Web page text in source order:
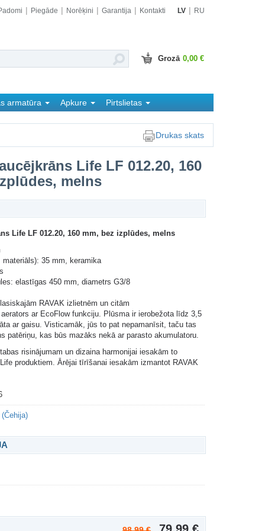
Piegāde Norēķini Garantija Kontakti LV RU
Grozā 0,00 €
armatūra Apkure
Pirtslietas
Drukas skats
Life LF 012.20, 160
melns
Life LF 012.20, 160 mm, bez izplūdes, melns​
materiāls): 35 mm, keramika
elastīgas 450 mm, diametrs G3/8
RAVAK izlietnēm un citām
ar EcoFlow funkciju. Plūsma ir ierobežota līdz 3,5
ar gaisu. Visticamāk, jūs to pat nepamanīsit, taču tas
patēriņu, kas būs mazāks nekā ar parasto akumulatoru.
risinājumam un dizaina harmonijai iesakām to
produktiem. Ārējai tīrīšanai iesakām izmantot RAVAK